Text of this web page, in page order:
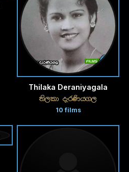
Thilaka Deraniyagala
තිලකා දැරණියගල
10 films